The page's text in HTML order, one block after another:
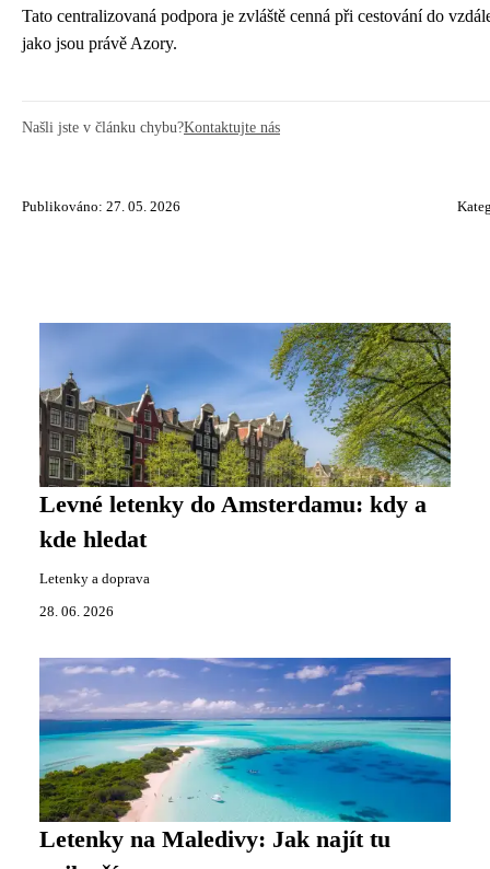
Tato centralizovaná podpora je zvláště cenná při cestování do
jako jsou právě Azory.
Našli jste v článku chybu?Kontaktujte nás
Publikováno: 27. 05. 2026
Levné letenky do Amsterdamu: kdy a
kde hledat
Letenky a doprava
28. 06. 2026
Letenky na Maledivy: Jak najít tu